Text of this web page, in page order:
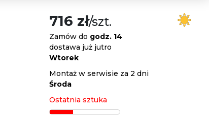
716 zł/szt.
Zamów do godz. 14
dostawa już jutro
Wtorek
Montaż w serwisie za 2 dni
Środa
Ostatnia sztuka